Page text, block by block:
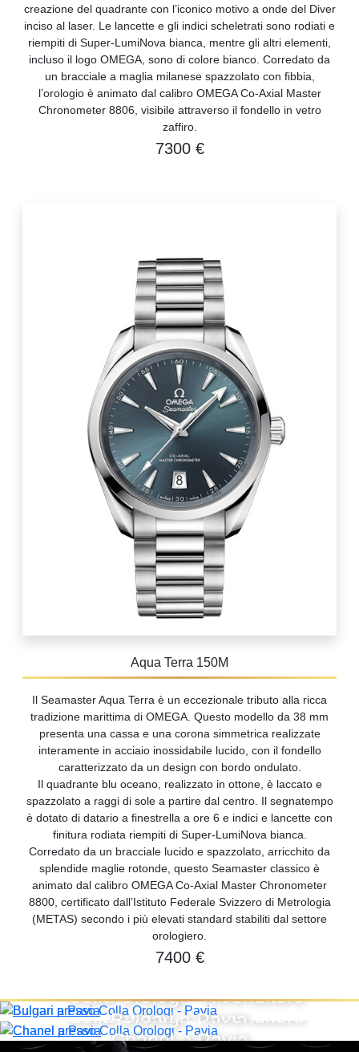
creazione del quadrante con l’iconico motivo a onde del Diver
inciso al laser. Le lancette e gli indici scheletrati sono rodiati e
riempiti di Super-LumiNova bianca, mentre gli altri elementi,
incluso il logo OMEGA, sono di colore bianco. Corredato da
un bracciale a maglia milanese spazzolato con fibbia,
l’orologio è animato dal calibro OMEGA Co-Axial Master
Chronometer 8806, visibile attraverso il fondello in vetro
zaffiro.
7300 €
Aqua Terra 150M
Il Seamaster Aqua Terra è un eccezionale tributo alla ricca
tradizione marittima di OMEGA. Questo modello da 38 mm
presenta una cassa e una corona simmetrica realizzate
interamente in acciaio inossidabile lucido, con il fondello
caratterizzato da un design con bordo ondulato.
Il quadrante blu oceano, realizzato in ottone, è laccato e
spazzolato a raggi di sole a partire dal centro. Il segnatempo
è dotato di datario a finestrella a ore 6 e indici e lancette con
finitura rodiata riempiti di Super-LumiNova bianca.
Corredato da un bracciale lucido e spazzolato, arricchito da
splendide maglie rotonde, questo Seamaster classico è
animato dal calibro OMEGA Co-Axial Master Chronometer
8800, certificato dall’Istituto Federale Svizzero di Metrologia
(METAS) secondo i più elevati standard stabiliti dal settore
orologiero.
7400 €